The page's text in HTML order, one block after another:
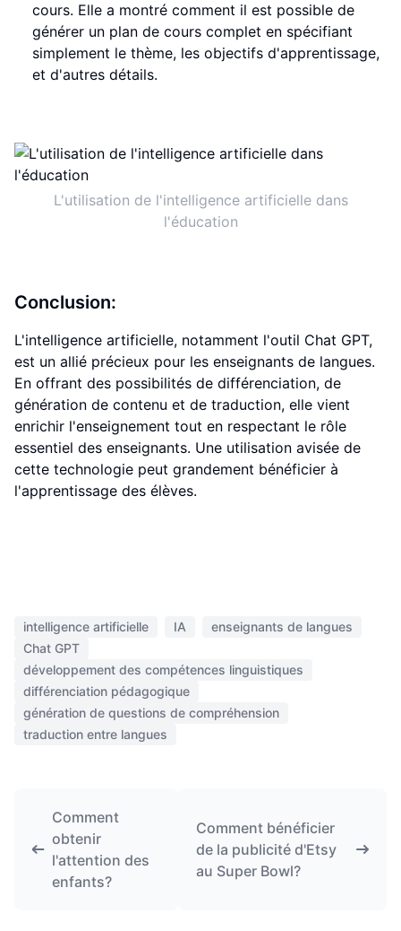
cours. Elle a montré comment il est possible de
générer un plan de cours complet en spécifiant
simplement le thème, les objectifs d'apprentissage,
et d'autres détails.
L'utilisation de l'intelligence artificielle dans
l'éducation
Conclusion:
L'intelligence artificielle, notamment l'outil Chat GPT,
est un allié précieux pour les enseignants de langues.
En offrant des possibilités de différenciation, de
génération de contenu et de traduction, elle vient
enrichir l'enseignement tout en respectant le rôle
essentiel des enseignants. Une utilisation avisée de
cette technologie peut grandement bénéficier à
l'apprentissage des élèves.
intelligence artificielle IA
enseignants de langues
Chat GPT
développement des compétences linguistiques
différenciation pédagogique
génération de questions de compréhension
traduction entre langues
Comment
obtenir
l'attention des
enfants?
Comment bénéficier
de la publicité d'Etsy
au Super Bowl?